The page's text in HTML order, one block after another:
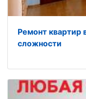
Ремонт квартир
сложности